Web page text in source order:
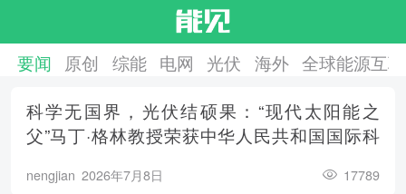
要闻 原创 综能 电网 光伏 海外 全球能源互
科学无国界，光伏结硕果：“现代太阳能之
父”马丁·格林教授荣获中华人民共和国国际科
nengjian 2026年7月8日 17789